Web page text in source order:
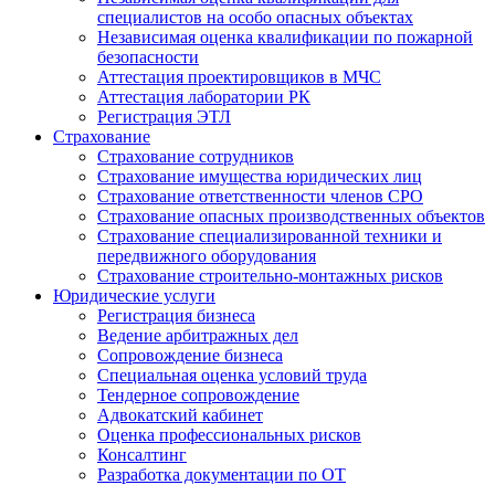
специалистов на особо опасных объектах
Независимая оценка квалификации по пожарной
безопасности
Аттестация проектировщиков в МЧС
Аттестация лаборатории РК
Регистрация ЭТЛ
Страхование
Страхование сотрудников
Страхование имущества юридических лиц
Страхование ответственности членов СРО
Страхование опасных производственных объектов
Страхование специализированной техники и
передвижного оборудования
Страхование строительно-монтажных рисков
Юридические услуги
Регистрация бизнеса
Ведение арбитражных дел
Сопровождение бизнеса
Специальная оценка условий труда
Тендерное сопровождение
Адвокатский кабинет
Оценка профессиональных рисков
Консалтинг
Разработка документации по ОТ